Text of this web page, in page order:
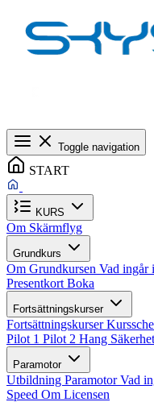
Toggle navigation
START
KURS
Om Skärmflyg
Grundkurs
Om Grundkursen Vad ingår
Presentkort Boka
Fortsättningskurser
Fortsättningskurser
Pilot 1 Pilot 2 Hang
Paramotor
Utbildning ParamotorVad
Speed Om Licensen